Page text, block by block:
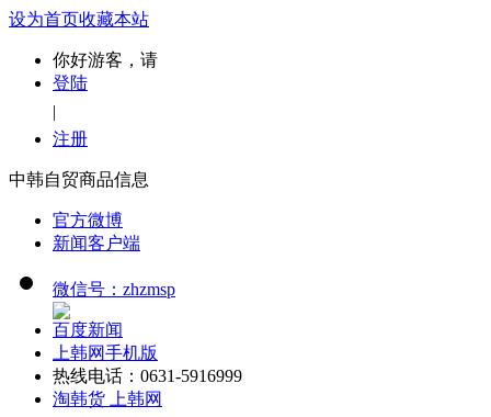
设为首页收藏本站
你好游客，请
登陆
|
注册
中韩自贸商品信息
官方微博
新闻客户端
微信号：zhzmsp
百度新闻
上韩网手机版
热线电话：0631-5916999
淘韩货 上韩网